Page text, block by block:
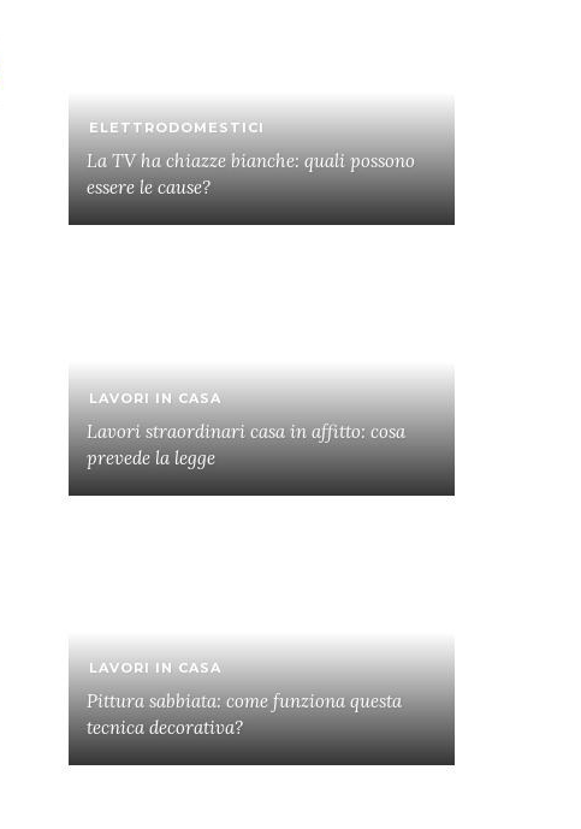
ELETTRODOMESTICI
La TV ha chiazze bianche: quali possono
essere le cause?
LAVORI IN CASA
Lavori straordinari casa in affitto: cosa
prevede la legge
LAVORI IN CASA
Pittura sabbiata: come funziona questa
tecnica decorativa?